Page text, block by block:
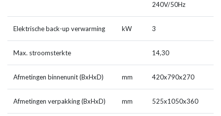
240V/50Hz
Elektrische back-up verwarming kW 3
Max. stroomsterkte 14,30
Afmetingen binnenunit (BxHxD) mm 420x790x270
Afmetingen verpakking (BxHxD) mm 525x1050x360